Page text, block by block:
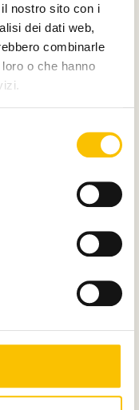
nostro sito con i
dei dati web,
combinarle
o che hanno